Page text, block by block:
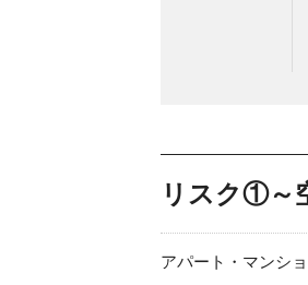
リスク①～
アパート・マンシ